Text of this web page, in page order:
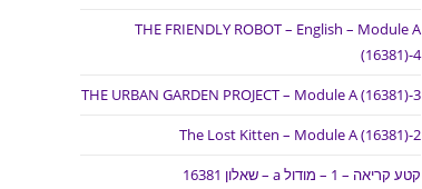
THE FRIENDLY ROBOT – English – Module A
(16381)-4
THE URBAN GARDEN PROJECT – Module A (16381)-3
The Lost Kitten – Module A (16381)-2
קטע קריאה – 1 – מודול a – שאלון 16381